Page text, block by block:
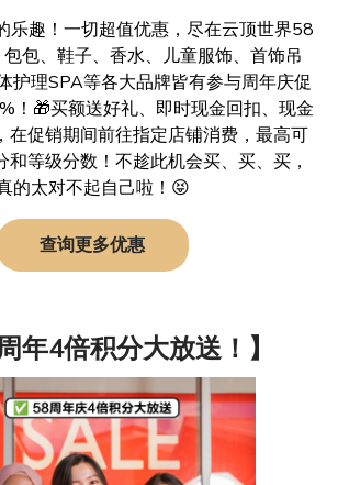
趣！一切超值优惠，尽在云顶世界58
包、鞋子、香水、儿童服饰、首饰吊
护理SPA等各大品牌皆有参与周年庆促
！🎁买额送好礼、即时现金回扣、现金
在促销期间前往指定店铺消费，最高可
等级分数！不趁此机会买、买、买，
的太对不起自己啦！😝
查询更多优惠
年4倍积分大放送！】